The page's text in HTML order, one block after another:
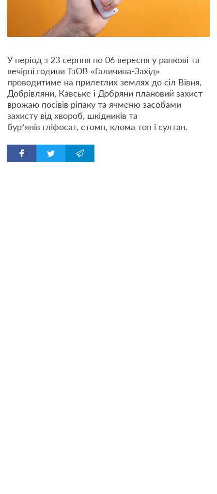
У період з 23 серпня по 06 вересня у ранкові та
вечірні години ТзОВ «Галичина-Захід»
проводитиме на прилеглих землях до сіл Вівня,
Добрівляни, Кавське і Добряни плановий захист
врожаю посівів ріпаку та ячменю засобами
захисту від хвороб, шкідників та
бур’янів гліфосат, стомп, клома топ і султан.